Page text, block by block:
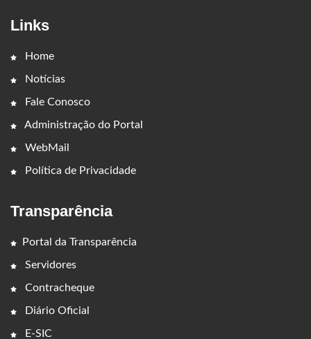
Links
Home
Notícias
Fale Conosco
Administração do Portal
WebMail
Política de Privacidade
Transparência
Portal da Transparência
Servidores
Contracheque
Diário Oficial
E-SIC